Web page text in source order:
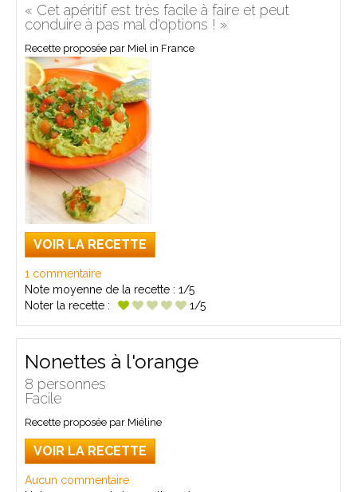
« Cet apéritif est très facile à faire et peut
conduire à pas mal d'options ! »
Recette proposée par Miel in France
VOIR LA RECETTE
1 commentaire
Note moyenne de la recette : 1/5
Noter la recette :
1/5
Nonettes à l'orange
8 personnes
Facile
Recette proposée par Miéline
VOIR LA RECETTE
Aucun commentaire